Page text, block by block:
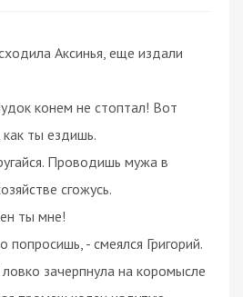
Аксинья, еще издали
конем не стоптал! Вот
ты ездишь.
Проводишь мужа в
сгожусь.
ты мне!
попросишь, - смеялся Григорий.
зачерпнула на коромысле